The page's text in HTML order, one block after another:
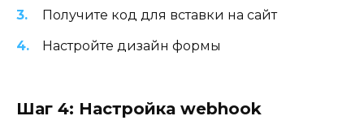
Получите код для вставки на сайт
Настройте дизайн формы
Шаг 4: Настройка webhook